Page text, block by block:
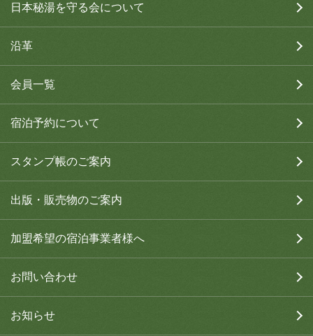
日本秘湯を守る会について
沿革
会員一覧
宿泊予約について
スタンプ帳のご案内
出版・販売物のご案内
加盟希望の宿泊事業者様へ
お問い合わせ
お知らせ